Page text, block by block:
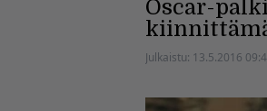
Oscar-
Julkaistu: 13.5.2016